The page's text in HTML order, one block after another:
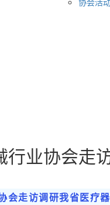
行业协会走
会走访调研我省医疗